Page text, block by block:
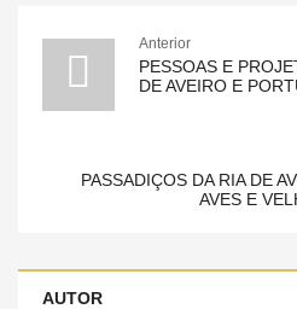
Anterior
PESSOAS E
DE AVEIRO E
PASSADIÇOS DA RIA DE
AVES E
AUTOR